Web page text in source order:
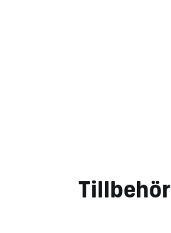
Tillbehör